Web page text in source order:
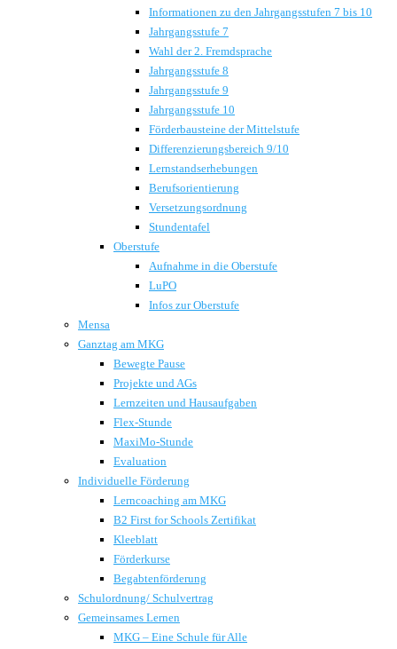
Informationen zu den Jahrgangsstufen 7 bis 10
Jahrgangsstufe 7
Wahl der 2. Fremdsprache
Jahrgangsstufe 8
Jahrgangsstufe 9
Jahrgangsstufe 10
Förderbausteine der Mittelstufe
Differenzierungsbereich 9/10
Lernstandserhebungen
Berufsorientierung
Versetzungsordnung
Stundentafel
Oberstufe
Aufnahme in die Oberstufe
LuPO
Infos zur Oberstufe
Mensa
Ganztag am MKG
Bewegte Pause
Projekte und AGs
Lernzeiten und Hausaufgaben
Flex-Stunde
MaxiMo-Stunde
Evaluation
Individuelle Förderung
Lerncoaching am MKG
B2 First for Schools Zertifikat
Kleeblatt
Förderkurse
Begabtenförderung
Schulordnung/ Schulvertrag
Gemeinsames Lernen
MKG – Eine Schule für Alle